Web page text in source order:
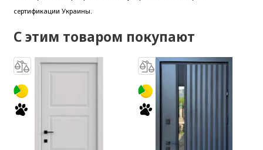
сертификации Украины.
С этим товаром покупают